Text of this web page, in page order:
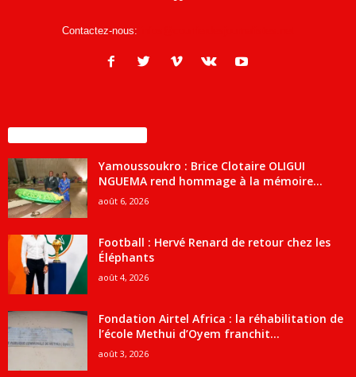
Contactez-nous:
Yamoussoukro : Brice Clotaire OLIGUI
NGUEMA rend hommage à la mémoire...
août 6, 2026
Football : Hervé Renard de retour chez les
Éléphants
août 4, 2026
Fondation Airtel Africa : la réhabilitation de
l’école Methui d’Oyem franchit...
août 3, 2026